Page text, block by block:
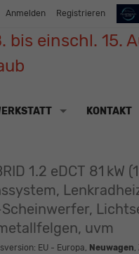
Anmelden Registrieren
bis einschl. 15.
KONTAKT
1.2 eDCT 81 kW
uvm
EU - Europa, Neuwagen,